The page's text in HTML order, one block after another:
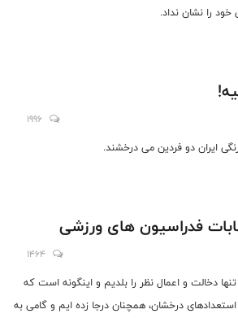
خود را نشان نداد.
1996
ایران دو فردین می درخشند.
فدراسیون های ورزشی
1464
دخالت و اعمال نظر را بلدیم و اینگونه است که
درخشان، همچنان درجا زده ایم و گامی به